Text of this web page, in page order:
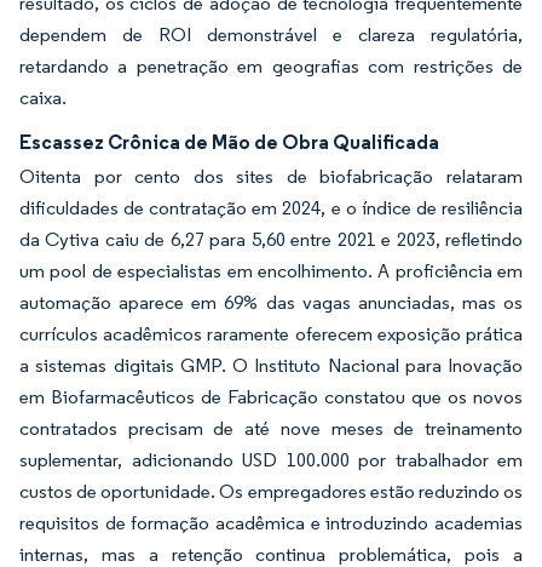
dependem de ROI demonstrável e clareza regulatória,
retardando a penetração em geografias com restrições de
caixa.
Escassez Crônica de Mão de Obra Qualificada
Oitenta por cento dos sites de biofabricação relataram
dificuldades de contratação em 2024, e o índice de resiliência
da Cytiva caiu de 6,27 para 5,60 entre 2021 e 2023, refletindo
um pool de especialistas em encolhimento. A proficiência em
automação aparece em 69% das vagas anunciadas, mas os
currículos acadêmicos raramente oferecem exposição prática
a sistemas digitais GMP. O Instituto Nacional para Inovação
em Biofarmacêuticos de Fabricação constatou que os novos
contratados precisam de até nove meses de treinamento
suplementar, adicionando USD 100.000 por trabalhador em
custos de oportunidade. Os empregadores estão reduzindo os
requisitos de formação acadêmica e introduzindo academias
internas, mas a retenção continua problemática, pois a